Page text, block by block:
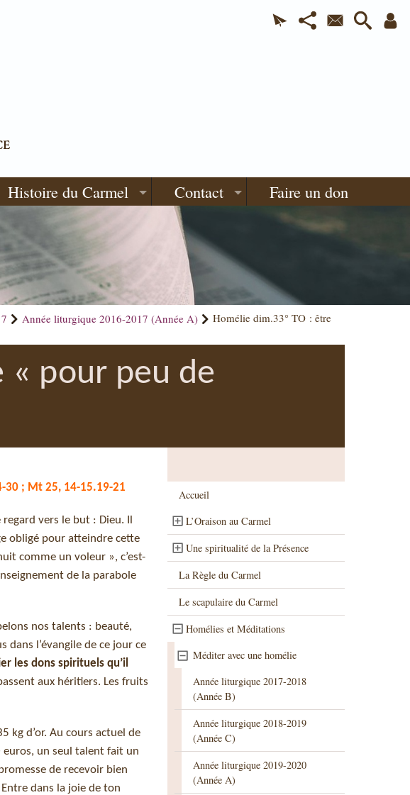
Histoire du Carmel Contact Faire un don
Année liturgique 2016-2017 (Année A)
Homélie dim.33° TO : être
« pour peu de
30 ; Mt 25, 14-15.19-21
vers le but : Dieu. Il
obligé pour atteindre cette
comme un voleur », c’est-
de la parabole
nos talents : beauté,
l’évangile de ce jour ce
les dons spirituels qu’il
aux héritiers. Les fruits
kg d’or. Au cours actuel de
euros, un seul talent fait un
de recevoir bien
dans la joie de ton
Accueil
L’Oraison au Carmel
Une spiritualité de la Présence
La Règle du Carmel
Le scapulaire du Carmel
Homélies et Méditations
Méditer avec une homélie
Année liturgique 2017-2018
(Année B)
Année liturgique 2018-2019
(Année C)
Année liturgique 2019-2020
(Année A)